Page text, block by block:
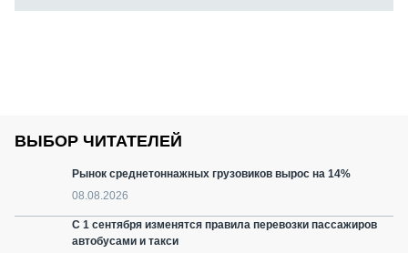
ВЫБОР ЧИТАТЕЛЕЙ
Рынок среднетоннажных грузовиков вырос на 14%
08.08.2026
С 1 сентября изменятся правила перевозки пассажиров
автобусами и такси